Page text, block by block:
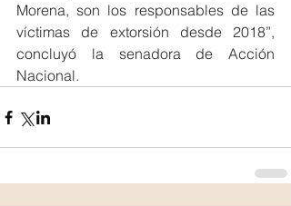
Morena, son los responsables de las
víctimas de extorsión desde 2018”,
concluyó la senadora de Acción
Nacional.